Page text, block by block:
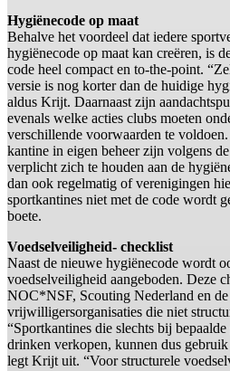
Hygiënecode op maat
Behalve het voordeel dat iedere
hygiënecode op maat kan creëren, is
code heel compact en to-the-point.
versie is nog korter dan de huidige
aldus Krijt. Daarnaast zijn
evenals welke acties clubs moeten
verschillende voorwaarden te
kantine in eigen beheer zijn volgens
verplicht zich te houden aan de
dan ook regelmatig of verenigingen
sportkantines niet met de code wordt
boete.
Voedselveiligheid- checklist
Naast de nieuwe hygiënecode wordt
voedselveiligheid aangeboden. Deze
NOC*NSF, Scouting Nederland en
vrijwilligersorganisaties die niet
“Sportkantines die slechts bij
drinken verkopen, kunnen dus
legt Krijt uit. “Voor structurele